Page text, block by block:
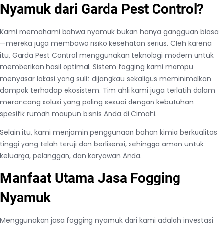
Nyamuk dari Garda Pest Control?
Kami memahami bahwa nyamuk bukan hanya gangguan biasa
—mereka juga membawa risiko kesehatan serius. Oleh karena
itu, Garda Pest Control menggunakan teknologi modern untuk
memberikan hasil optimal. Sistem fogging kami mampu
menyasar lokasi yang sulit dijangkau sekaligus meminimalkan
dampak terhadap ekosistem. Tim ahli kami juga terlatih dalam
merancang solusi yang paling sesuai dengan kebutuhan
spesifik rumah maupun bisnis Anda di Cimahi.
Selain itu, kami menjamin penggunaan bahan kimia berkualitas
tinggi yang telah teruji dan berlisensi, sehingga aman untuk
keluarga, pelanggan, dan karyawan Anda.
Manfaat Utama Jasa Fogging
Nyamuk
Menggunakan jasa fogging nyamuk dari kami adalah investasi